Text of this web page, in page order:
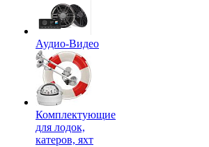
Аудио-Видео
Комплектующие
для лодок,
катеров, яхт